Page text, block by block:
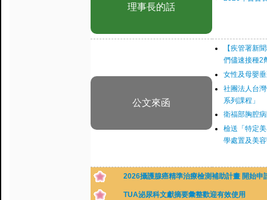
理事長的話
公文來函
【疾管署新
們儘速接種2
女性及母嬰
社團法人台
系列課程」
衛福部胸腔
檢送「特定
學處置及美
2026攝護腺癌精準治療檢測補助計畫 開始申
TUA泌尿科文獻摘要彙整歡迎有效使用